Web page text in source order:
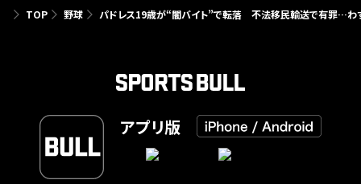
TOP 野球 パドレス19歳が“闇バイト”で転落 不法移民輸送で有罪…わ
アプリ版